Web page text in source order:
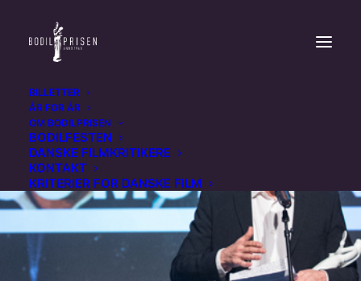
BILLETTER
ÅR FOR ÅR
OM BODILPRISEN
BODILFESTEN
DANSKE FILMKRITIKERE
KONTAKT
KRITERIER FOR DANSKE FILM